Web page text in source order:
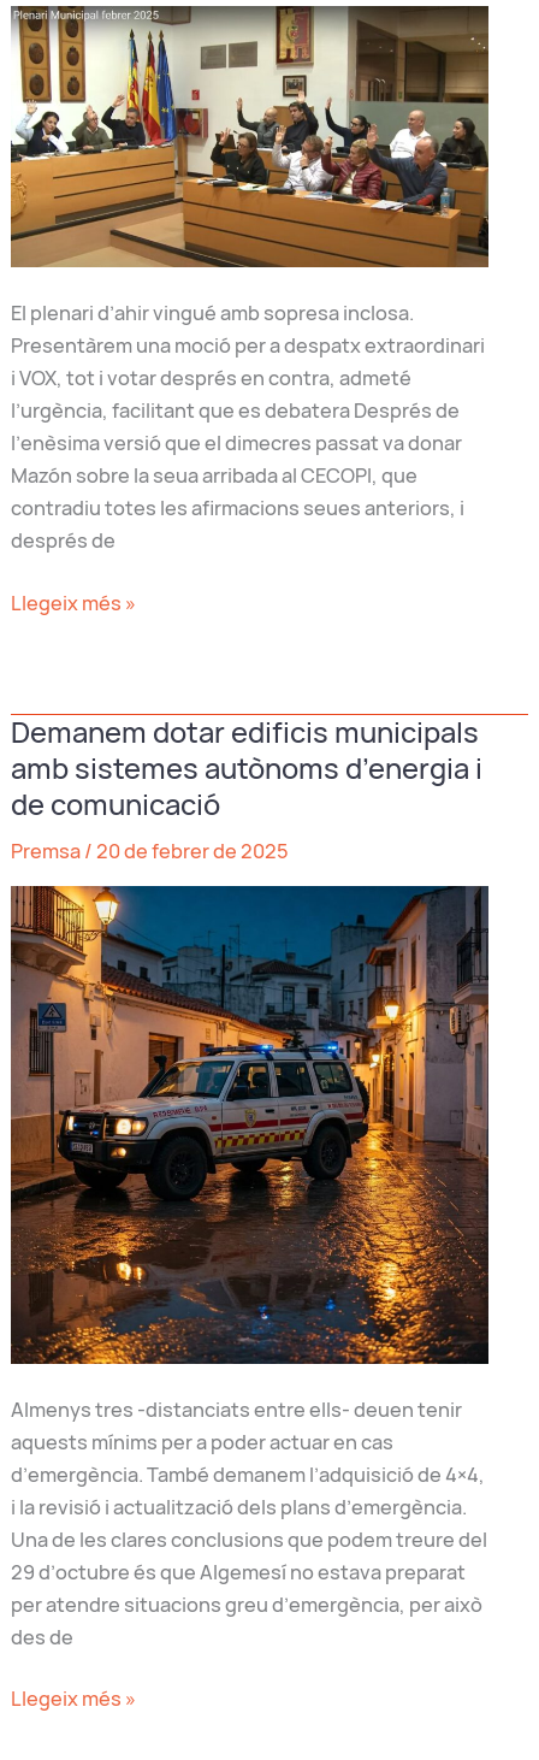
nous
29-
O
El plenari d’ahir vingué amb sopresa inclosa.
Presentàrem una moció per a despatx extraordinari
i VOX, tot i votar després en contra, admeté
l’urgència, facilitant que es debatera Després de
l’enèsima versió que el dimecres passat va donar
Mazón sobre la seua arribada al CECOPI, que
contradiu totes les afirmacions seues anteriors, i
després de
El
fa
còmplice
de
mentides
de
Mazón
votant
contra
de
seua
dimissió
Llegeix més »
Demanem dotar edificis municipals
amb sistemes autònoms d’energia i
de comunicació
Premsa/20 de febrer de 2025
Almenys tres -distanciats entre ells- deuen tenir
aquests mínims per a poder actuar en cas
d’emergència. També demanem l’adquisició de 4×4,
i la revisió i actualització dels plans d’emergència.
Una de les clares conclusions que podem treure del
29 d’octubre és que Algemesí no estava preparat
per atendre situacions greu d’emergència, per això
des de
Demanem
Llegeix més »